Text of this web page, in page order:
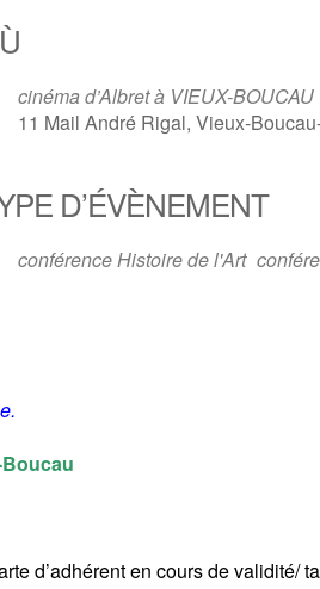
cinéma d’Albret à VIEUX-BOUCAU
11 Mail André Rigal, Vieux-
D’ÉVÈNEMENT
conférence Histoire de l'Art
d’adhérent en cours de validité/